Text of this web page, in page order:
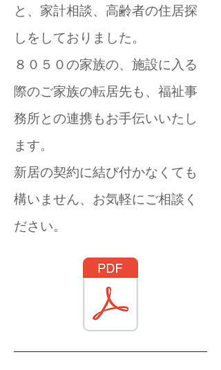
と、家計相談、高齢者の住居探
しをしておりました。
８０５０の家族の、施設に入る
際のご家族の転居先も、福祉事
務所との連携もお手伝いいたし
ます。
新居の契約に結び付かなくても
構いません、お気軽にご相談く
ださい。